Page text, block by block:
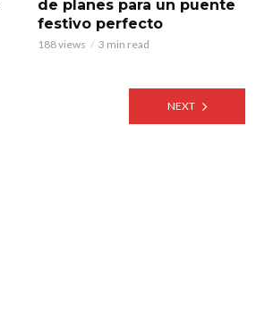
de planes para un puente
festivo perfecto
188 views 3 min read
NEXT